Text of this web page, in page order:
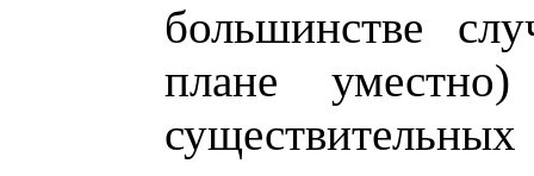
большинстве
плане